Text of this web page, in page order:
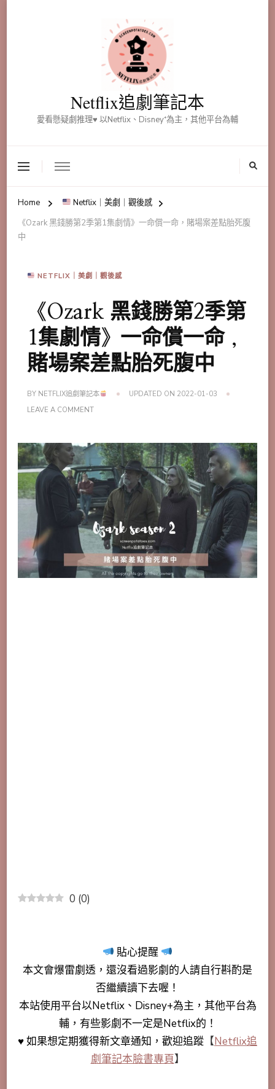
Netflix追劇筆記本
愛看懸疑劇推理♥ 以Netflix、Disney⁺為主，其他平台為輔
Home
Netflix｜美劇｜觀後感
《Ozark 黑錢勝第2季第1集劇情》一命償一命，賭場案差點胎死腹
中
NETFLIX｜美劇｜觀後感
《Ozark 黑錢勝第2季第
1集劇情》一命償一命，
賭場案差點胎死腹中
BY NETFLIX追劇筆記本 UPDATED ON 2022-01-03
LEAVE A COMMENTON
勝
第
2
季
1
集
情》
一
一
命，
0 (0)
貼心提醒
本文會爆雷劇透 ，還沒看過影劇的人請自行斟酌是
否繼續讀下去喔！
本站使用平台以Netflix、Disney+為主，其他平台為
輔，有些影劇不一定是Netflix的！
♥ 如果想定期獲得新文章通知，歡迎追蹤 【Netflix追
劇筆記本臉書專頁】